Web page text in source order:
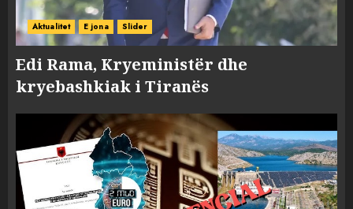
Aktualitet E jona Slider
Edi Rama, Kryeministër dhe
kryebashkiak i Tiranës